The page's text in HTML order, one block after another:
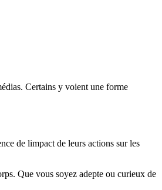
Certains y voient une forme
de limpact de leurs actions sur les
Que vous soyez adepte ou curieux de